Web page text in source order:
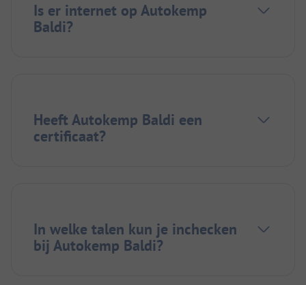
Is er internet op Autokemp
Baldi?
Heeft Autokemp Baldi een
certificaat?
In welke talen kun je inchecken
bij Autokemp Baldi?